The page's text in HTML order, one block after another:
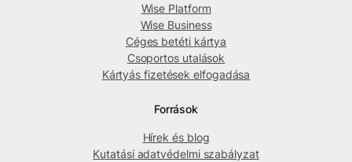
Wise Platform
Wise Business
Céges betéti kártya
Csoportos utalások
Kártyás fizetések elfogadása
Források
Hírek és blog
Kutatási adatvédelmi szabályzat